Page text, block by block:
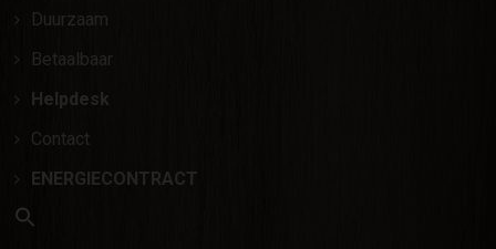
Duurzaam
Betaalbaar
Helpdesk
Contact
ENERGIECONTRACT